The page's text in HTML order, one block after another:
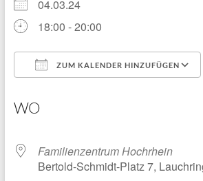
04.03.24
18:00 - 20:00
ZUM KALENDER HINZUFÜGEN
WO
Familienzentrum Hochrhein
Bertold-Schmidt-Platz 7,